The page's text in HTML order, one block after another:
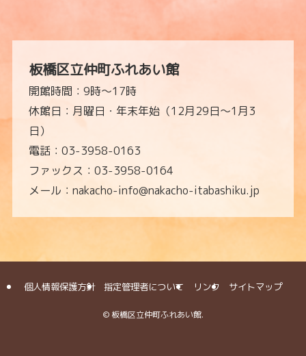
板橋区立仲町ふれあい館
開館時間：9時～17時
休館日：月曜日・年末年始（12月29日～1月3
日）
電話：03-3958-0163
ファックス：03-3958-0164
メール：nakacho-info@nakacho-itabashiku.jp
個人情報保護方針 指定管理者について リンク サイトマップ
©板橋区立仲町ふれあい館.